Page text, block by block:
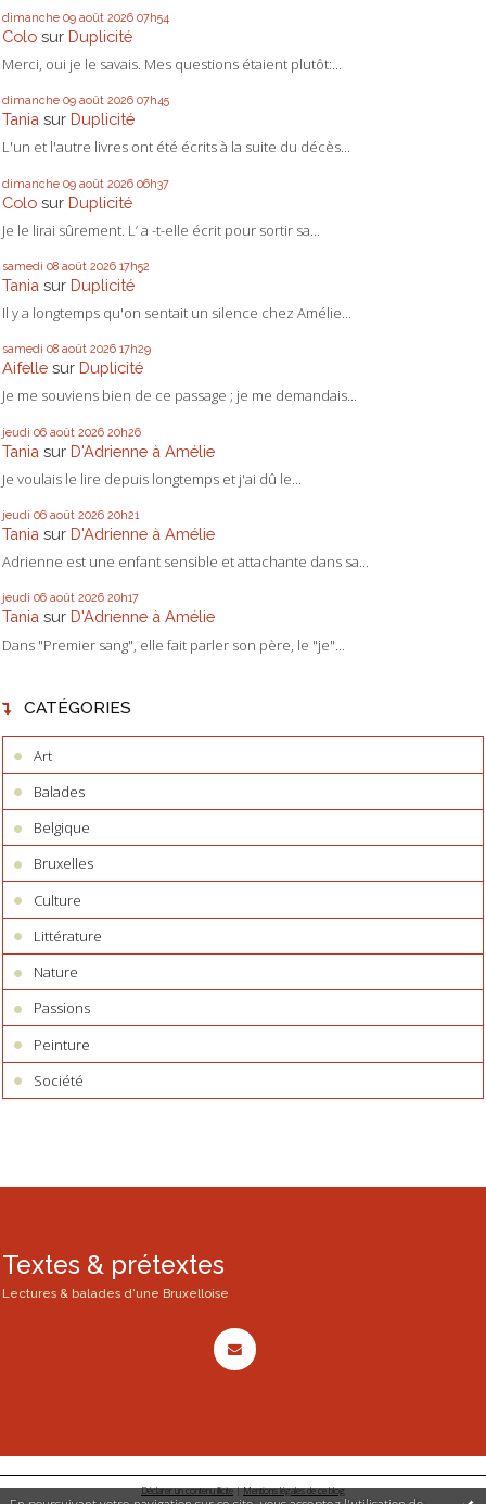
dimanche 09 août 2026 07h54
Colo sur Duplicité
Merci, oui je le savais. Mes questions étaient plutôt:...
dimanche 09 août 2026 07h45
Tania sur Duplicité
L'un et l'autre livres ont été écrits à la suite du décès...
dimanche 09 août 2026 06h37
Colo sur Duplicité
Je le lirai sûrement. L’ a -t-elle écrit pour sortir sa...
samedi 08 août 2026 17h52
Tania sur Duplicité
Il y a longtemps qu'on sentait un silence chez Amélie...
samedi 08 août 2026 17h29
Aifelle sur Duplicité
Je me souviens bien de ce passage ; je me demandais...
jeudi 06 août 2026 20h26
Tania sur D'Adrienne à Amélie
Je voulais le lire depuis longtemps et j'ai dû le...
jeudi 06 août 2026 20h21
Tania sur D'Adrienne à Amélie
Adrienne est une enfant sensible et attachante dans sa...
jeudi 06 août 2026 20h17
Tania sur D'Adrienne à Amélie
Dans "Premier sang", elle fait parler son père, le "je"...
CATÉGORIES
Art
Balades
Belgique
Bruxelles
Culture
Littérature
Nature
Passions
Peinture
Société
Textes & prétextes
Lectures & balades d'une Bruxelloise
Déclarer un contenu illicite|Mentions légales de ce blog